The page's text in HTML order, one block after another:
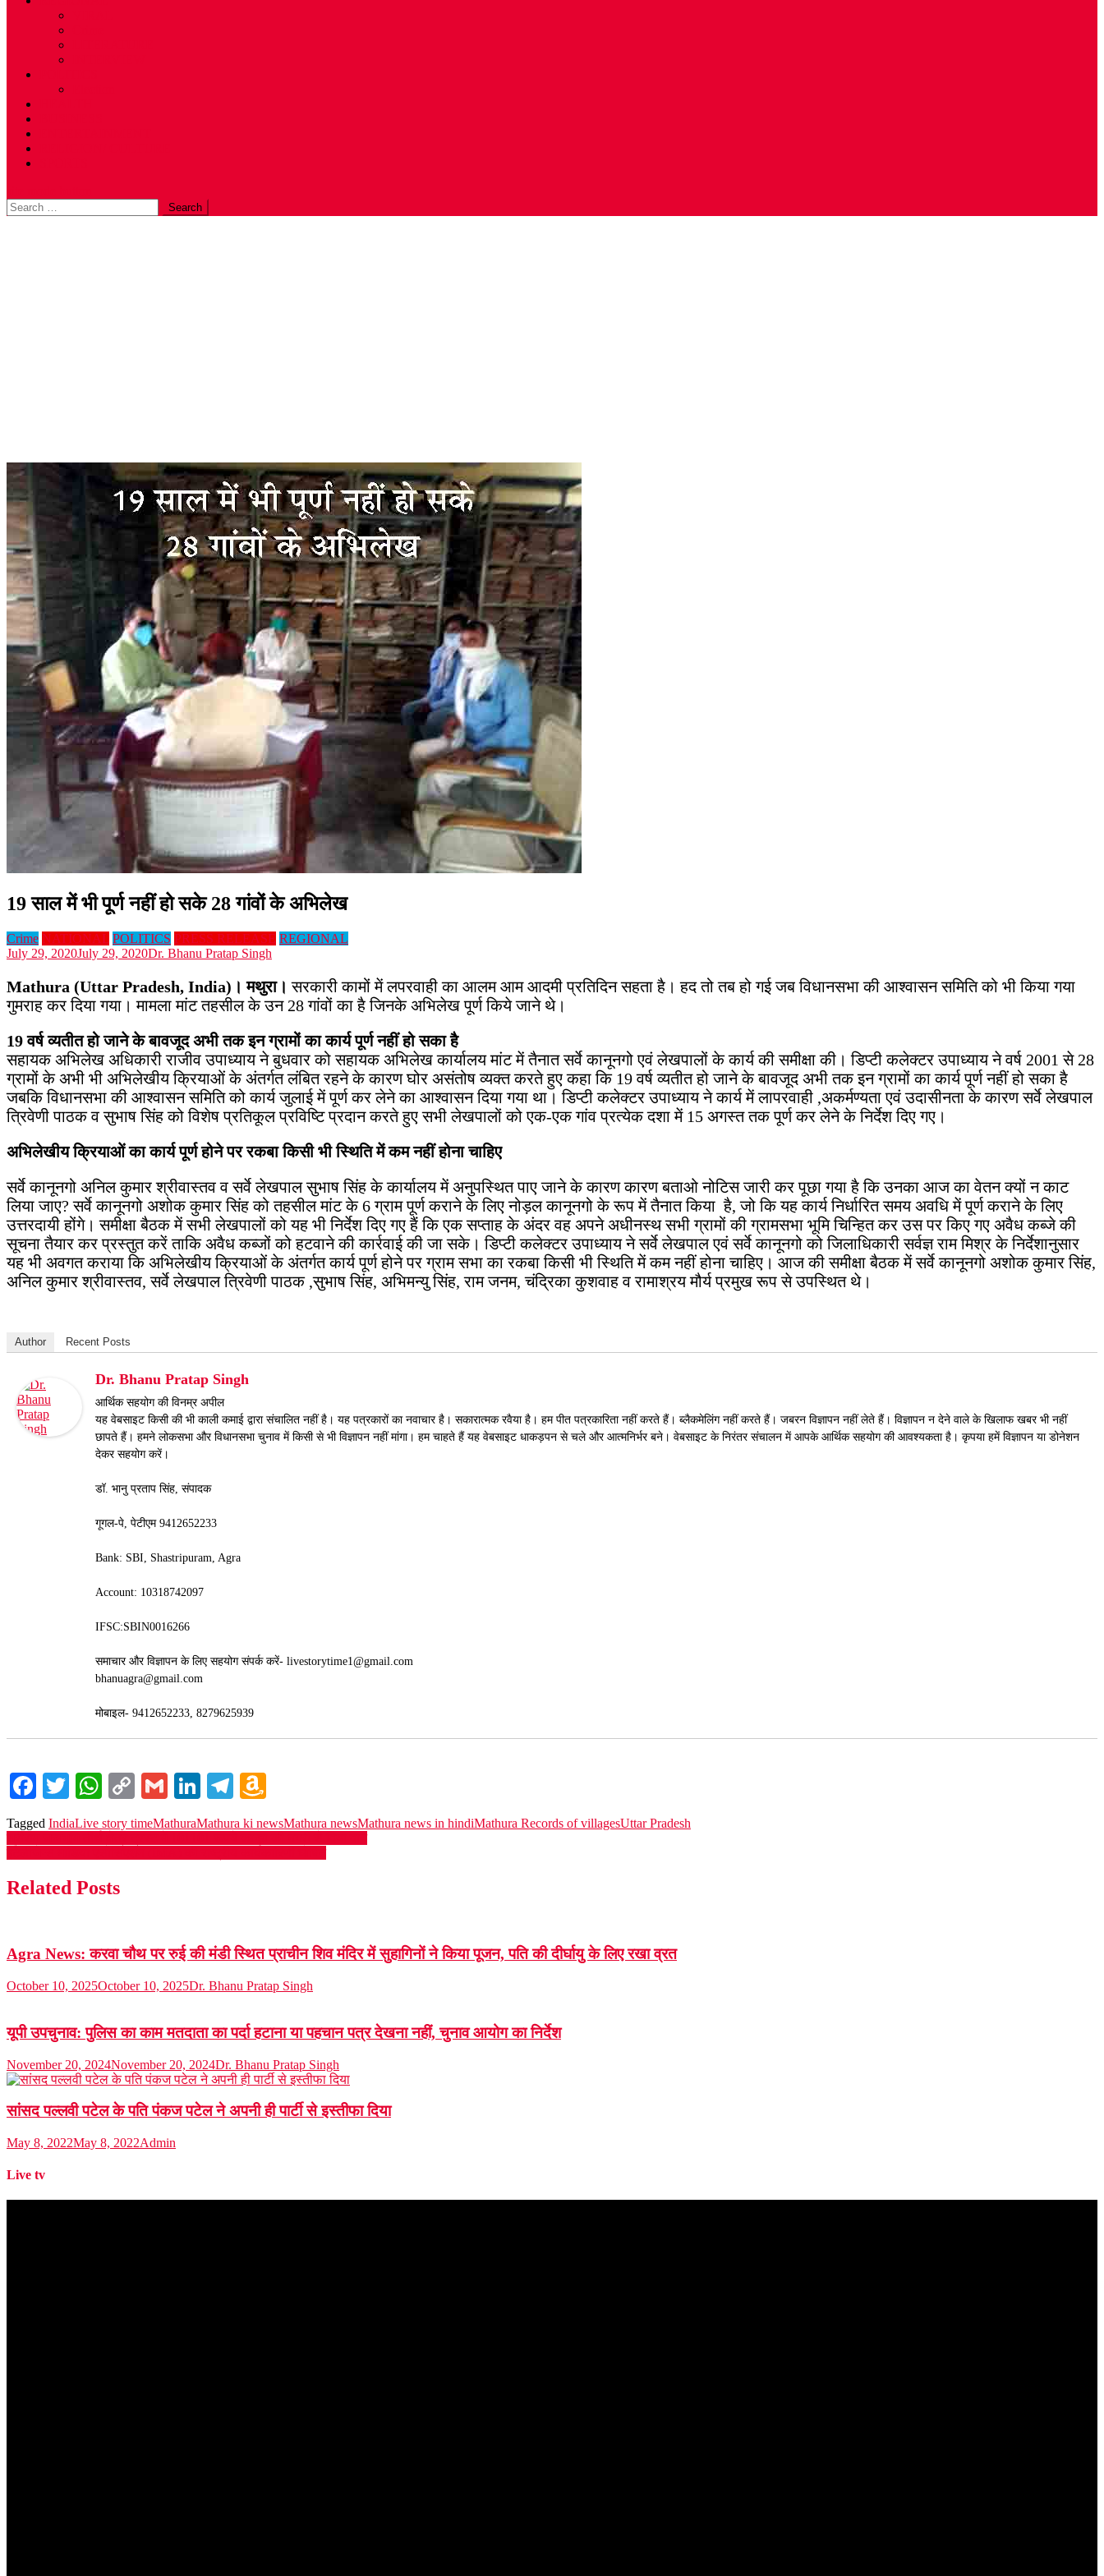
Search
for:
19 साल में भी पूर्ण नहीं हो सके 28 गांवों के अभिलेख
Crime NATIONAL POLITICS PRESS RELEASE REGIONAL
July 29, 2020July 29, 2020Dr. Bhanu Pratap Singh
Mathura (Uttar Pradesh, India) । मथुरा। सरकारी कामों में लपरवाही का आलम आम आदमी प्रतिदिन सहता है। हद तो तब हो गई जब विधानसभा की आश्वासन समिति को भी किया गया
गुमराह कर दिया गया। मामला मांट तहसील के उन 28 गांवों का है जिनके अभिलेख पूर्ण किये जाने थे।
19वर्ष व्यतीत हो जाने के बावजूद अभी तक इन ग्रामों का कार्य पूर्ण नहीं हो सका है
सहायक अभिलेख अधिकारी राजीव उपाध्याय ने बुधवार को सहायक अभिलेख कार्यालय मांट में तैनात सर्वे कानूनगो एवं लेखपालों के कार्य की समीक्षा की। डिप्टी कलेक्टर उपाध्याय ने वर्ष 2001 से 28
ग्रामों के अभी भी अभिलेखीय क्रियाओं के अंतर्गत लंबित रहने के कारण घोर असंतोष व्यक्त करते हुए कहा कि 19 वर्ष व्यतीत हो जाने के बावजूद अभी तक इन ग्रामों का कार्य पूर्ण नहीं हो सका है
जबकि विधानसभा की आश्वासन समिति को कार्य जुलाई में पूर्ण कर लेने का आश्वासन दिया गया था। डिप्टी कलेक्टर उपाध्याय ने कार्य में लापरवाही ,अकर्मण्यता एवं उदासीनता के कारण सर्वे लेखपाल
त्रिवेणी पाठक व सुभाष सिंह को विशेष प्रतिकूल प्रविष्टि प्रदान करते हुए सभी लेखपालों को एक-एक गांव प्रत्येक दशा में 15 अगस्त तक पूर्ण कर लेने के निर्देश दिए गए।
अभिलेखीय क्रियाओं का कार्य पूर्ण होने पर रकबा किसी भी स्थिति में कम नहीं होना चाहिए
सर्वे कानूनगो अनिल कुमार श्रीवास्तव व सर्वे लेखपाल सुभाष सिंह के कार्यालय में अनुपस्थित पाए जाने के कारण कारण बताओ नोटिस जारी कर पूछा गया है कि उनका आज का वेतन क्यों न काट
लिया जाए? सर्वे कानूनगो अशोक कुमार सिंह को तहसील मांट के 6 ग्राम पूर्ण कराने के लिए नोड़ल कानूनगो के रूप में तैनात किया है, जो कि यह कार्य निर्धारित समय अवधि में पूर्ण कराने के लिए
उत्तरदायी होंगे। समीक्षा बैठक में सभी लेखपालों को यह भी निर्देश दिए गए हैं कि एक सप्ताह के अंदर वह अपने अधीनस्थ सभी ग्रामों की ग्रामसभा भूमि चिन्हित कर उस पर किए गए अवैध कब्जे की
सूचना तैयार कर प्रस्तुत करें ताकि अवैध कब्जों को हटवाने की कार्रवाई की जा सके। डिप्टी कलेक्टर उपाध्याय ने सर्वे लेखपाल एवं सर्वे कानूनगो को जिलाधिकारी सर्वज्ञ राम मिश्र के निर्देशानुसार
यह भी अवगत कराया कि अभिलेखीय क्रियाओं के अंतर्गत कार्य पूर्ण होने पर ग्राम सभा का रकबा किसी भी स्थिति में कम नहीं होना चाहिए। आज की समीक्षा बैठक में सर्वे कानूनगो अशोक कुमार सिंह,
अनिल कुमार श्रीवास्तव, सर्वे लेखपाल त्रिवेणी पाठक ,सुभाष सिंह, अभिमन्यु सिंह, राम जनम, चंद्रिका कुशवाह व रामाश्रय मौर्य प्रमुख रूप से उपस्थित थे।
Author Recent Posts
Dr. Bhanu Pratap Singh
आर्थिक सहयोग की विनम्र अपील
यह वेबसाइट किसी की भी काली कमाई द्वारा संचालित नहीं है। यह पत्रकारों का नवाचार है। सकारात्मक रवैया है। हम पीत पत्रकारिता नहीं करते हैं। ब्लैकमेलिंग नहीं करते हैं। जबरन विज्ञापन नहीं लेते हैं। विज्ञापन न देने वाले के खिलाफ खबर भी नहीं
छापते हैं। हमने लोकसभा और विधानसभा चुनाव में किसी से भी विज्ञापन नहीं मांगा। हम चाहते हैं यह वेबसाइट धाकड़पन से चले और आत्मनिर्भर बने। वेबसाइट के निरंतर संचालन में आपके आर्थिक सहयोग की आवश्यकता है। कृपया हमें विज्ञापन या डोनेशन
देकर सहयोग करें।
डॉ. भानु प्रताप सिंह, संपादक
गूगल-पे, पेटीएम 9412652233
Bank: SBI, Shastripuram, Agra
Account: 10318742097
IFSC:SBIN0016266
समाचार और विज्ञापन के लिए सहयोग संपर्क करें- livestorytime1@gmail.com
bhanuagra@gmail.com
मोबाइल- 9412652233, 8279625939
Facebook
TwitterWhatsApp
Copy
Link
GmailLinkedIn
Telegram
Wish
List
Tagged IndiaLive story timeMathuraMathura ki newsMathura newsMathura news in hindiMathura Records of villagesUttar Pradesh
Post
navigation
Related Posts
Agra News: करवा चौथ पर रुई की मंडी स्थित प्राचीन शिव मंदिर में सुहागिनों ने किया पूजन, पति की दीर्घायु के लिए रखा व्रत
October 10, 2025October 10, 2025Dr. Bhanu Pratap Singh
यूपी उपचुनाव: पुलिस का काम मतदाता का पर्दा हटाना या पहचान पत्र देखना नहीं, चुनाव आयोग का निर्देश
November 20, 2024November 20, 2024Dr. Bhanu Pratap Singh
सांसद पल्लवी पटेल के पति पंकज पटेल ने अपनी ही पार्टी से इस्‍तीफा दिया
May 8, 2022May 8, 2022Admin
Live tv